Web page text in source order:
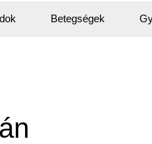
Betegségek